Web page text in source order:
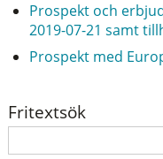
Prospekt och
2019-07-21 samt
Prospekt med
Fritextsök